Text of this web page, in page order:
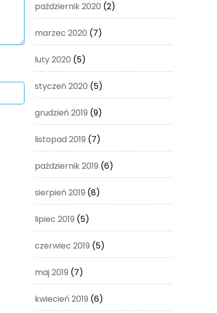
październik 2020 (2)
marzec 2020 (7)
luty 2020 (5)
styczeń 2020 (5)
grudzień 2019 (9)
listopad 2019 (7)
październik 2019 (6)
sierpień 2019 (8)
lipiec 2019 (5)
czerwiec 2019 (5)
maj 2019 (7)
kwiecień 2019 (6)